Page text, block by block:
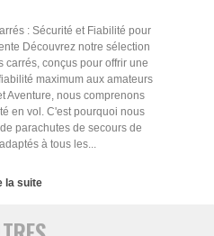
: Sécurité et Fiabilité pour
Découvrez notre sélection
carrés, conçus pour offrir une
maximum aux amateurs
Aventure, nous comprenons
en vol. C'est pourquoi nous
parachutes de secours de
à tous les...
la suite